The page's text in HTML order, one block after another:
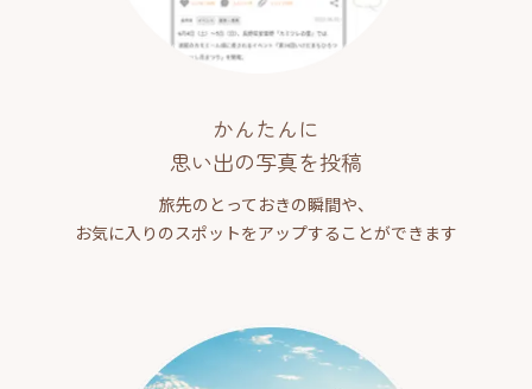
かんたんに
思い出の写真を投稿
旅先のとっておきの瞬間や、
お気に入りのスポットをアップすることができます